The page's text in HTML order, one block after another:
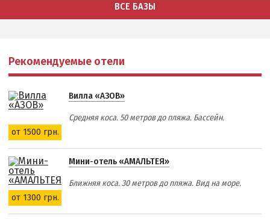
ВСЕ БАЗЫ
Рекомендуемые отели
от 1500 грн.
Вилла «АЗОВ»
Средняя коса. 50 метров до пляжа. Бассейн.
от 1300 грн.
Мини-отель «АМАЛЬТЕЯ»
Ближняя коса. 30 метров до пляжа. Вид на море.